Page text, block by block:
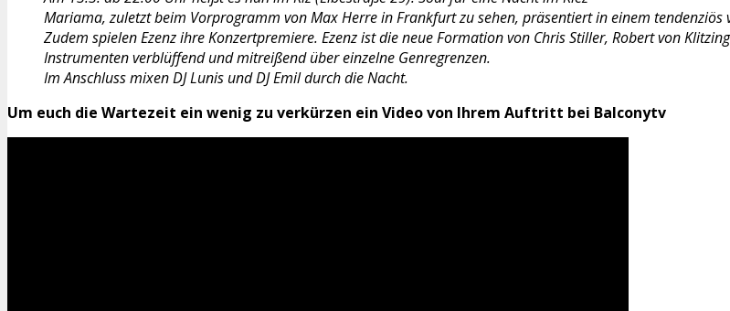
Mariama, zuletzt beim Vorprogramm von Max Herre in Frankfurt zu sehen, präsentiert in einem
Zudem spielen Ezenz ihre Konzertpremiere. Ezenz ist die neue Formation von Chris Stiller, Robert von
Instrumenten verblüffend und mitreißend über einzelne Genregrenzen.
Im Anschluss mixen DJ Lunis und DJ Emil durch die Nacht.
Um euch die Wartezeit ein wenig zu verkürzen ein Video von Ihrem Auftritt bei Balconytv